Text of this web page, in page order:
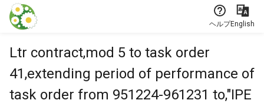
本文に飛ぶ
ヘルプEnglish
Ltr contract,mod 5 to task order
41,extending period of performance of
task order from 951224-961231 to,"IPE